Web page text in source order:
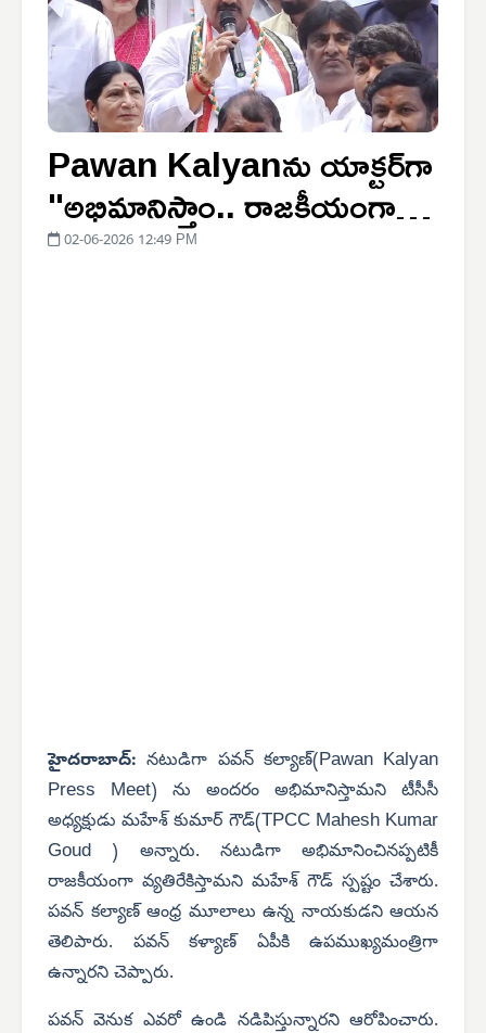
Pawan Kalyanను యాక్టర్‌గా
"అభిమానిస్తాం.. రాజకీయంగా
వ్యతిరేకిస్తాం''
02-06-2026 12:49 PM
హైదరాబాద్:నటుడిగా పవన్ కల్యాణ్(Pawan Kalyan
Press Meet) ను అందరం అభిమానిస్తామని టీసీసీ
అధ్యక్షుడు మహేశ్ కుమార్ గౌడ్(TPCC Mahesh Kumar
Goud ) అన్నారు. నటుడిగా అభిమానించినప్పటికీ
రాజకీయంగా వ్యతిరేకిస్తామని మహేశ్ గౌడ్ స్పష్టం చేశారు.
పవన్ కల్యాణ్ ఆంధ్ర మూలాలు ఉన్న నాయకుడని ఆయన
తెలిపారు. పవన్ కళ్యాణ్ ఏపీకి ఉపముఖ్యమంత్రిగా
ఉన్నారని చెప్పారు.
పవన్ వెనుక ఎవరో ఉండి నడిపిస్తున్నారని ఆరోపించారు.